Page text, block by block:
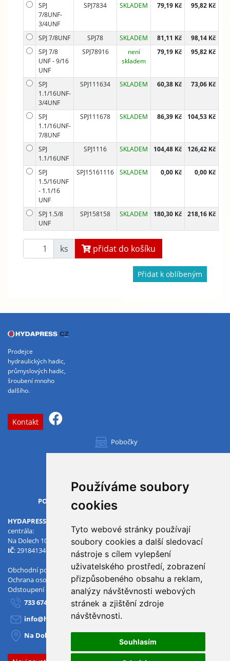
Používáme soubory
cookies
Tyto webové stránky používají
soubory cookies a další sledovací
nástroje s cílem vylepšení
uživatelského prostředí, zobrazení
přizpůsobeného obsahu a reklam,
analýzy návštěvnosti webových
stránek a zjištění zdroje
návštěvnosti.
Souhlasím
SPJ
7/8UNF-
3/4UNF
SPJ7834 SKLADEM 79,19 Kč 95,82 Kč
SPJ 7/8UNF SPJ78 SKLADEM 81,11 Kč
98,14 Kč
SPJ 7/8
UNF - 9/16
UNF
SPJ78916
není
skladem
79,19 Kč 95,82 Kč
SPJ
1.1/16UNF-
3/4UNF
SPJ111634 SKLADEM 60,38 Kč 73,06 Kč
SPJ
1.1/16UNF-
7/8UNF
SPJ111678 SKLADEM 86,39 Kč 104,53 Kč
SPJ
1.1/16UNF
SPJ1116 SKLADEM 104,48 Kč 126,42 Kč
SPJ
1.5/16UNF
- 1.1/16
UNF
SPJ15161116 SKLADEM 0,00 Kč 0,00 Kč
SPJ 1.5/8
UNF
SPJ158158 SKLADEM 180,30 Kč 218,16 Kč
ks přidat do košíku
Přidat k oblíbeným
Prodejce
hydraulických hadic,
průmyslových hadic,
šroubení mnoho
dalšího.
Kontakt
Pobočky
OTVÍRACÍ DOBA
PO-PÁ
HYDAPRESS CZ s.r.o.
centrála:
Na Dolech 109 586 01 Jihlava
IČ: 29184134 : CZ29184134
Obchodní podmínky
Ochrana osobních údajů
Odstoupení od smlouvy
733 674 293
info@hydapress.cz
Na Dolech 109, Jihlava